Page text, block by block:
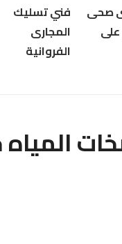
صحى
فني تسليك
المجارى
الفروانية